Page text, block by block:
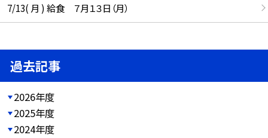
7/13( 月 ) 給食 ７月１３日（月）
過去記事
2026年度
2025年度
2024年度